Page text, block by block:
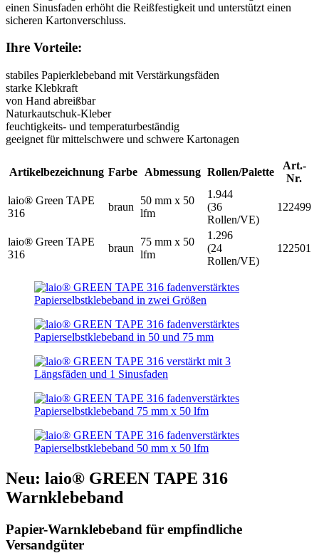
einen Sinusfaden erhöht die Reißfestigkeit und unterstützt einen
sicheren Kartonverschluss.
Ihre Vorteile:
stabiles Papierklebeband mit Verstärkungsfäden
starke Klebkraft
von Hand abreißbar
Naturkautschuk-Kleber
feuchtigkeits- und temperaturbeständig
geeignet für mittelschwere und schwere Kartonagen
Artikelbezeichnung Farbe Abmessung Rollen/Palette
Art.-
Nr.
laio® Green TAPE
316
braun
50 mm x 50
lfm
1.944
(36
Rollen/VE)
122499
laio® Green TAPE
316
braun
75 mm x 50
lfm
1.296
(24
Rollen/VE)
122501
Neu: laio® GREEN TAPE 316
Warnklebeband
Papier-Warnklebeband für empfindliche
Versandgüter